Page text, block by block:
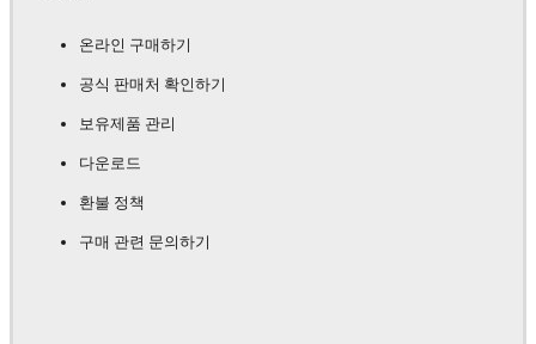
온라인 구매하기
공식 판매처 확인하기
보유제품 관리
다운로드
환불 정책
구매 관련 문의하기